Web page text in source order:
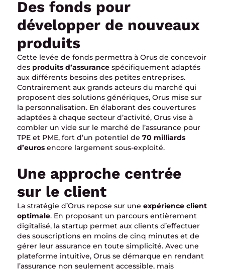
Des fonds pour
développer de nouveaux
produits
Cette levée de fonds permettra à Orus de concevoir
des produits d’assurance spécifiquement adaptés
aux différents besoins des petites entreprises.
Contrairement aux grands acteurs du marché qui
proposent des solutions génériques, Orus mise sur
la personnalisation. En élaborant des couvertures
adaptées à chaque secteur d’activité, Orus vise à
combler un vide sur le marché de l’assurance pour
TPE et PME, fort d’un potentiel de 70 milliards
d’euros encore largement sous-exploité.
Une approche centrée
sur le client
La stratégie d’Orus repose sur une expérience client
optimale. En proposant un parcours entièrement
digitalisé, la startup permet aux clients d’effectuer
des souscriptions en moins de cinq minutes et de
gérer leur assurance en toute simplicité. Avec une
plateforme intuitive, Orus se démarque en rendant
l’assurance non seulement accessible, mais